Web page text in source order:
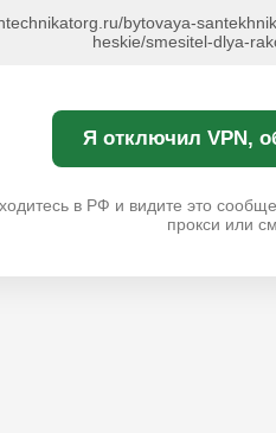
bytovaya-
heskie/smesitel-dlya-
Я отключил VPN,
в РФ и видите это
прокси или